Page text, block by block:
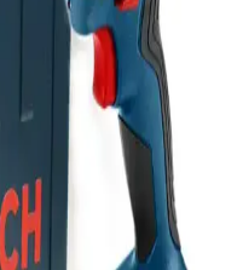
Yüksek Hız
Çözümü
hız, dayanıklılık ve
ideal çözüm sunar. Uzun
sağlar.
Oyun Kolu
Yorumları
kolunun bağlantı, titreşim,